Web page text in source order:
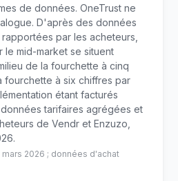
de données. OneTrust ne
D'après des données
par les acheteurs,
le mid-market se situent
de la fourchette à cinq
fourchette à six chiffres par
étant facturés
tarifaires agrégées et
de Vendr et Enzuzo,
2026 ; données d'achat